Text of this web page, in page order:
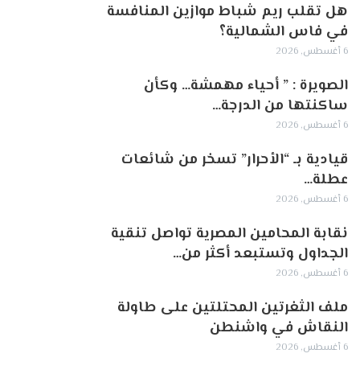
هل تقلب ريم شباط موازين المنافسة
في فاس الشمالية؟
6 أغسطس, 2026
الصويرة : ” أحياء مهمشة… وكأن
ساكنتها من الدرجة…
6 أغسطس, 2026
قيادية بـ “الأحرار” تسخر من شائعات
عطلة…
6 أغسطس, 2026
نقابة المحامين المصرية تواصل تنقية
الجداول وتستبعد أكثر من…
6 أغسطس, 2026
ملف الثغرتين المحتلتين على طاولة
النقاش في واشنطن
6 أغسطس, 2026